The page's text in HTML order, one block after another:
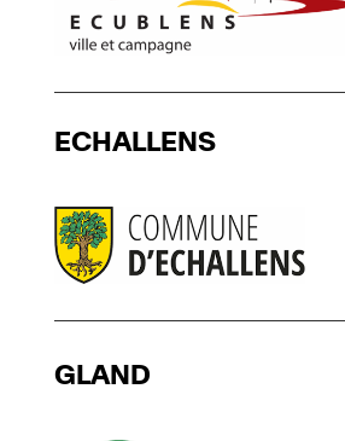
ECHALLENS
GLAND